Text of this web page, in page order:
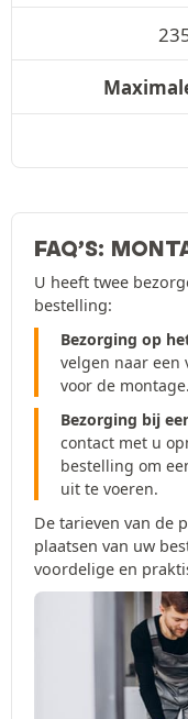
FAQ’S:
U heeft twee
bestelling:
Bezorging op
velgen naar een
voor de montage.
Bezorging bij
contact met u
bestelling om
uit te voeren.
De tarieven van de
plaatsen van uw
voordelige en